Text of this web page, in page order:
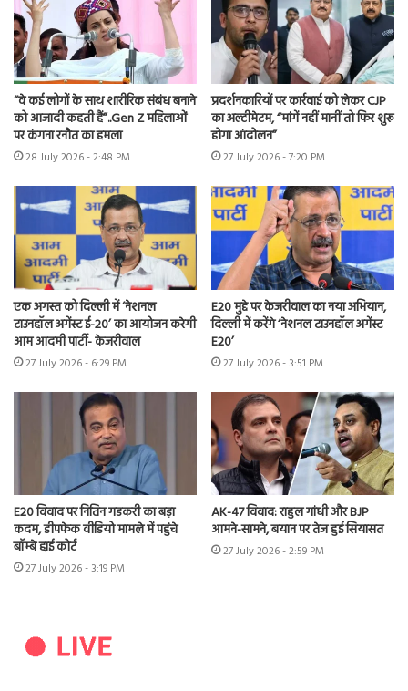
“वे कई लोगों के साथ शारीरिक संबंध बनाने
को आजादी कहती हैं”..Gen Z महिलाओं
पर कंगना रनौत का हमला
28 July 2026 - 2:48 PM
प्रदर्शनकारियों पर कार्रवाई को लेकर CJP
का अल्टीमेटम, “मांगें नहीं मानीं तो फिर शुरू
होगा आंदोलन”
27 July 2026 - 7:20 PM
एक अगस्त को दिल्ली में ‘नेशनल
टाउनहॉल अगेंस्ट ई-20’ का आयोजन करेगी
आम आदमी पार्टी- केजरीवाल
27 July 2026 - 6:29 PM
E20 मुद्दे पर केजरीवाल का नया अभियान,
दिल्ली में करेंगे ‘नेशनल टाउनहॉल अगेंस्ट
E20’
27 July 2026 - 3:51 PM
E20 विवाद पर नितिन गडकरी का बड़ा
कदम, डीपफेक वीडियो मामले में पहुंचे
बॉम्बे हाई कोर्ट
27 July 2026 - 3:19 PM
AK-47 विवाद: राहुल गांधी और BJP
आमने-सामने, बयान पर तेज हुई सियासत
27 July 2026 - 2:59 PM